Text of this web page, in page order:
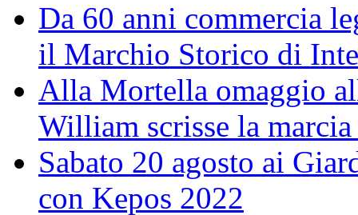
Da 60 anni commercia
il Marchio Storico di
Alla Mortella omaggio
William scrisse la
Sabato 20 agosto ai
con Kepos 2022